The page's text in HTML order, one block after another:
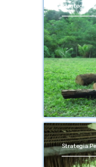
Strategia
Strategia